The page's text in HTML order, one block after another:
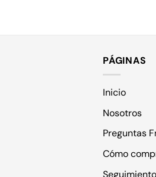
PÁGINAS
Inicio
Nosotros
Preguntas
Cómo